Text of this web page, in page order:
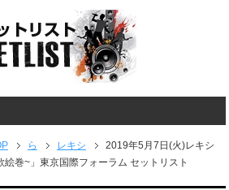
ら レキシ
2019年5月7日(火)レキシ
絵巻~」東京国際フォーラム セットリスト